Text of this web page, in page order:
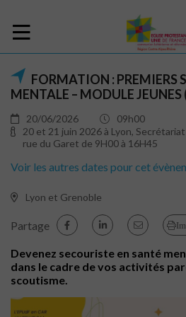
FORMATION : PREMIERS
MENTALE – MODULE JEUNES
20/06/2026
09h00
20 et 21 juin 2026 à Lyon,
rue du Garet de 9H00 à 16H45
Voir les autres dates pour cet
Lyon et Grenoble
Partage
Devenez secouriste en santé
dans le cadre de vos activités
scoutisme.